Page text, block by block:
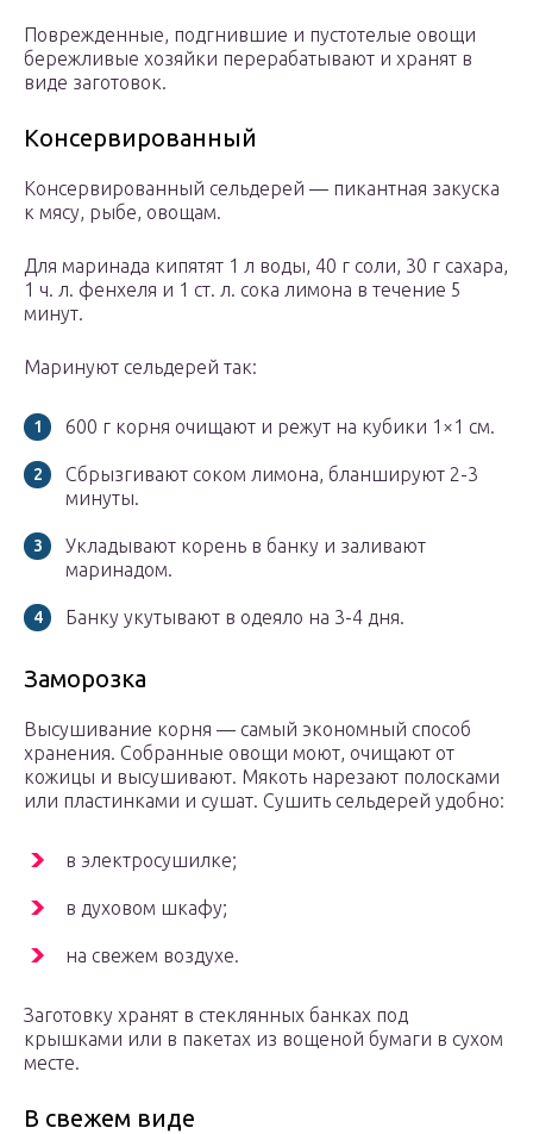
Поврежденные, подгнившие и пустотелые овощи
бережливые хозяйки перерабатывают и хранят в
виде заготовок.
Консервированный
Консервированный сельдерей — пикантная закуска
к мясу, рыбе, овощам.
Для маринада кипятят 1 л воды, 40 г соли, 30 г сахара,
1 ч. л. фенхеля и 1 ст. л. сока лимона в течение 5
минут.
Маринуют сельдерей так:
600 г корня очищают и режут на кубики 1×1 см.
Сбрызгивают соком лимона, бланшируют 2-3
минуты.
Укладывают корень в банку и заливают
маринадом.
Банку укутывают в одеяло на 3-4 дня.
Заморозка
Высушивание корня — самый экономный способ
хранения. Собранные овощи моют, очищают от
кожицы и высушивают. Мякоть нарезают полосками
или пластинками и сушат. Сушить сельдерей удобно:
в электросушилке;
в духовом шкафу;
на свежем воздухе.
Заготовку хранят в стеклянных банках под
крышками или в пакетах из вощеной бумаги в сухом
месте.
В свежем виде